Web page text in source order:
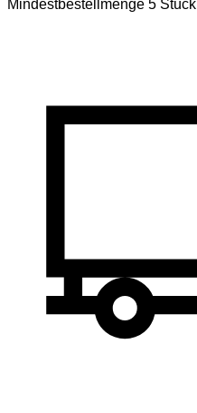
Mindestbestellmenge 5 Stück